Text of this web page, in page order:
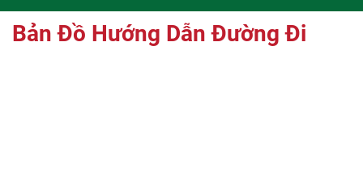
Bản Đồ Hướng Dẫn Đường Đi